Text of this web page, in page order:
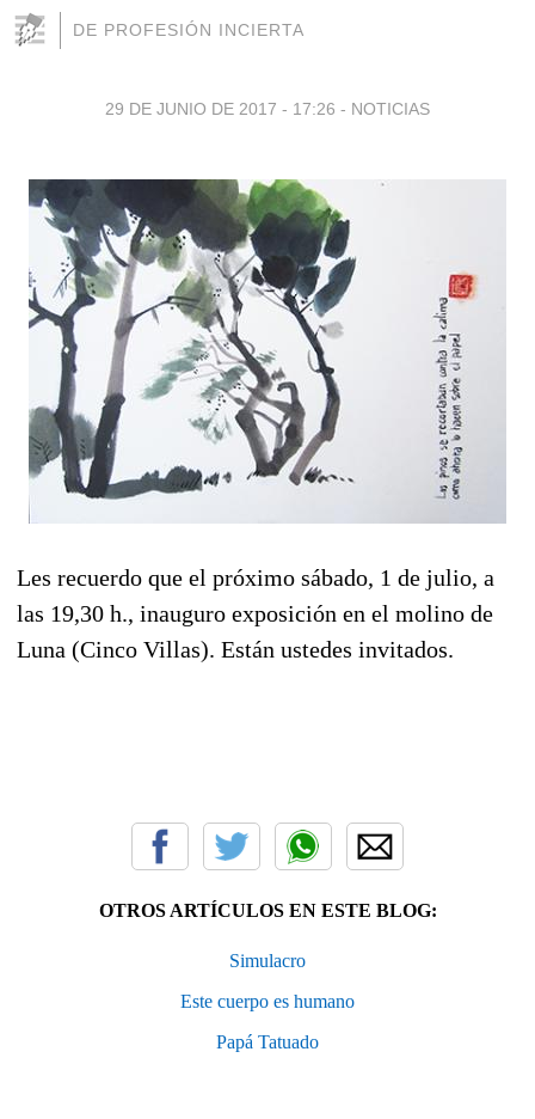
DE PROFESIÓN INCIERTA
29 DE JUNIO DE 2017 - 17:26 - NOTICIAS
Les recuerdo que el próximo sábado, 1 de julio, a
las 19,30 h., inauguro exposición en el molino de
Luna (Cinco Villas). Están ustedes invitados.
OTROS ARTÍCULOS EN ESTE BLOG:
Simulacro
Este cuerpo es humano
Papá Tatuado